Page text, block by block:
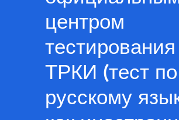
центром
тестирования
ТРКИ (тест по
русскому